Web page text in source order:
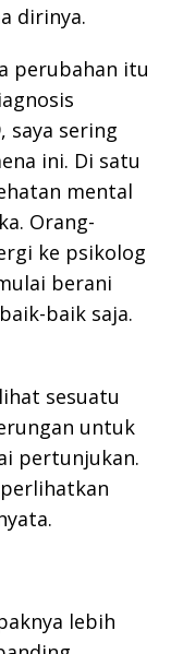
dirinya.
perubahan itu
saya sering
ini. Di satu
mental
Orang-
ke psikolog
berani
baik saja.
sesuatu
untuk
pertunjukan.
lebih